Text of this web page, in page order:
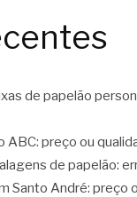
de papelão
ABC: preço ou
de papelão:
Santo André: preço